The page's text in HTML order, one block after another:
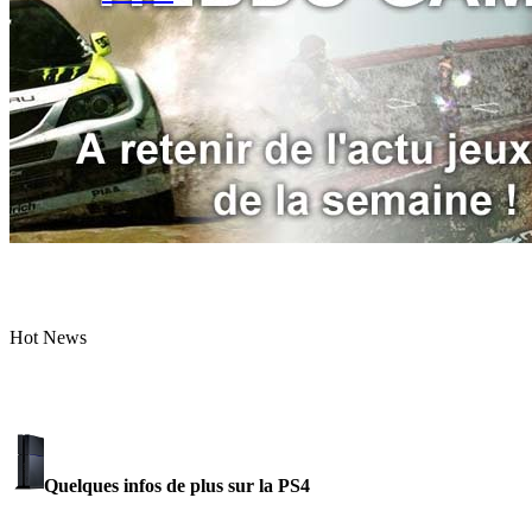
Hot News
Quelques infos de plus sur la PS4